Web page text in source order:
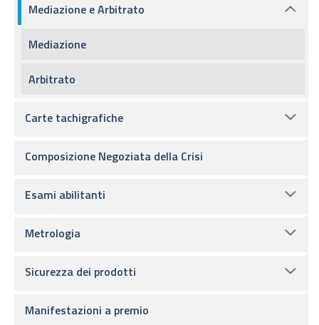
Mediazione e Arbitrato
Mediazione
Arbitrato
Carte tachigrafiche
Composizione Negoziata della Crisi
Esami abilitanti
Metrologia
Sicurezza dei prodotti
Manifestazioni a premio